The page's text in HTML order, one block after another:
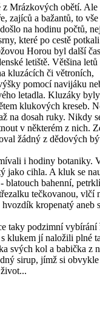
z Mrázkových obětí. Ale
zajíců a bažantů, to
na hodinu počtů,
které po cestě
Horou byl další
letiště. Většina letů
kluzácích či větroních,
pomocí navijáku
letadla. Kluzáky byly
klukových kreseb.
na dosah ruky. Nikdy
v některém z nich.
žádný z dědových
i hodiny botaniky.
jako cihla. A kluk se
blatouch bahenní,
tečkovanou, vlčí
hvozdík kropenatý aneb
taky podzimní vybírání
klukem jí naložili plné
svých kol a babička z
sirup, jímž si